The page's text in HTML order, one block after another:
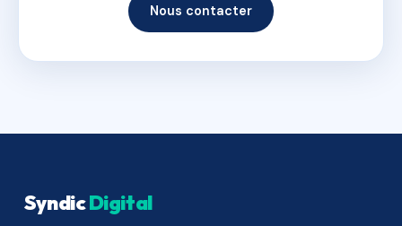
Nous contacter
SyndicDigital